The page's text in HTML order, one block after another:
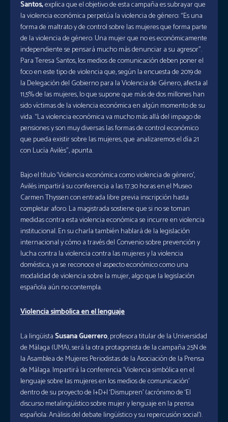
Santos,explica que el objetivo de esta campaña es subrayar que
la violencia económica perpetúa la violencia de género: “Es una
forma de maltrato y de control sobre las mujeres que forma parte
de la violencia de género. Una mujer que no es económicamente
independiente se pensará mucho más denunciar a su agresor”.
Para Teresa Santos, los medios de comunicación deben poner el
foco en este tipo de violencia que, según la encuesta de 2019 de
la Delegación del Gobierno para la Violencia de Género, afecta al
11,5% de las mujeres, lo que supone que más de dos millones han
sido víctimas de la violencia económica en algún momento de su
vida. “La violencia económica va mucho más allá del impago de
pensiones y son muy diversas las formas de control económico
que pueda existir sobre las mujeres, que analizaremos el día 21
con Lucía Avilés”, apunta.
Bajo el título ‘Violencia económica como violencia de género’,
Avilés impartirá su conferencia a las 17.30 horas en el Museo
Carmen Thyssen con entrada libre previa inscripción hasta
completar aforo. La magistrada sostiene que si no se toman
medidas contra esta violencia económica se incurre en violencia
institucional. En su charla también hablará de la legislación
internacional y cómo a través del Convenio sobre prevención y
lucha contra la violencia contra las mujeres y la violencia
doméstica, ya se reconoce el aspecto económico como una
modalidad de violencia sobre la mujer, algo que la legislación
española aún no contempla.
Violencia simbólica en el lenguaje
La lingüistaSusana Guerrero, profesora titular de la Universidad
de Málaga (UMA), será la otra protagonista de la campaña 25N de
la Asamblea de Mujeres Periodistas de la Asociación de la Prensa
de Málaga. Impartirá la conferencia ‘Violencia simbólica en el
lenguaje sobre las mujeres en los medios de comunicación’
dentro de su proyecto de I+D+I ‘Dismupren’ (acrónimo de ‘El
discurso metalingüístico sobre mujer y lenguaje en la prensa
española: Análisis del debate lingüístico y su repercusión social’).